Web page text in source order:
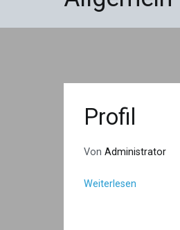
Profil
Von Administrator
Weiterlesen